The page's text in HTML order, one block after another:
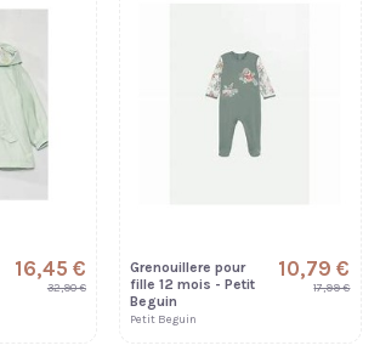
16,45 €
32,90 €
Grenouillere pour
fille 12 mois - Petit
Beguin
Petit Beguin
10,79 €
17,99 €